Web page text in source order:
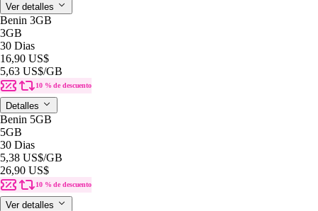
Ver detalles
Benin 3GB
3GB
30 Dias
16,90 US$
5,63 US$/GB
10 % de descuento
Detalles
Benin 5GB
5GB
30 Dias
5,38 US$/GB
26,90 US$
10 % de descuento
Ver detalles